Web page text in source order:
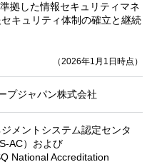
拠した情報セキュリティマネ
キュリティ体制の確立と継続
（2026年1月1日時点）
プジャパン株式会社
メントシステム認定センタ
AC）および
National Accreditation